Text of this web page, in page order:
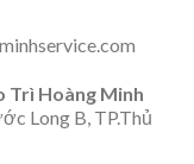
Trì Hoàng Minh
Long B, TP.Thủ